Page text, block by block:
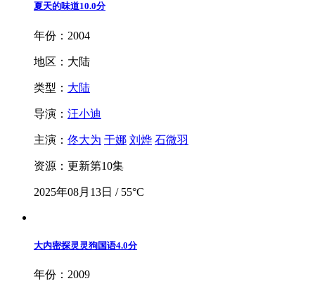
夏天的味道10.0分
年份：2004
地区：大陆
类型： 大陆
导演： 汪小迪
主演： 佟大为 于娜 刘烨 石微羽
资源：更新第10集
2025年08月13日 / 55°C
大内密探灵灵狗国语4.0分
年份：2009